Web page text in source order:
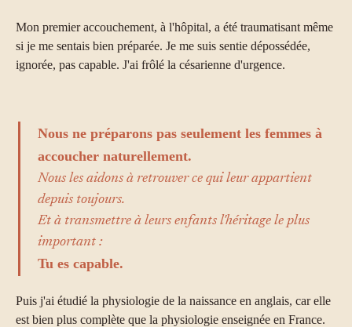
Mon premier accouchement, à l'hôpital, a été traumatisant même
si je me sentais bien préparée. Je me suis sentie dépossédée,
ignorée, pas capable. J'ai frôlé la césarienne d'urgence.
Nous ne préparons pas seulement les femmes à
accoucher naturellement.
Nous les aidons à retrouver ce qui leur appartient
depuis toujours.
Et à transmettre à leurs enfants l'héritage le plus
important :
Tu es capable.
Puis j'ai étudié la physiologie de la naissance en anglais, car elle
est bien plus complète que la physiologie enseignée en France.